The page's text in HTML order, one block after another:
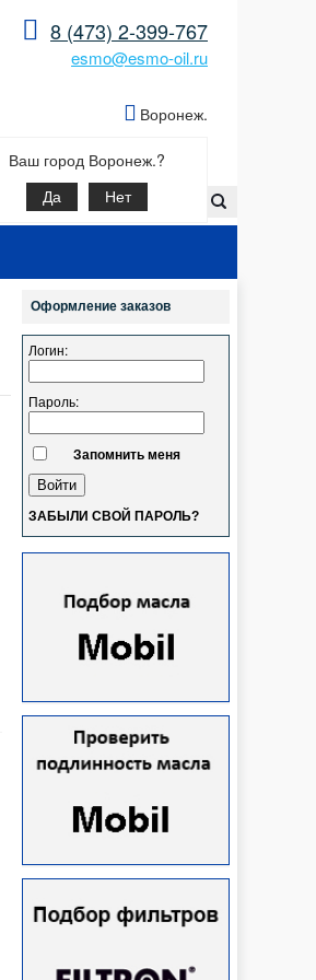
8 (473) 2-399-767
esmo@esmo-oil.ru
Воронеж.
Ваш город Воронеж.?
Да Нет
Оформление заказов
Логин:
Пароль:
Запомнить меня
ЗАБЫЛИ СВОЙ ПАРОЛЬ?